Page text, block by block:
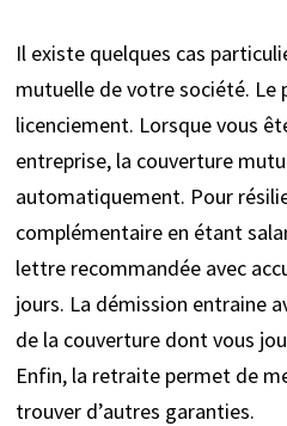
Il existe quelques cas
mutuelle de votre société. Le
licenciement. Lorsque vous
entreprise, la couverture
automatiquement. Pour
complémentaire en étant
lettre recommandée avec
jours. La démission entraine
de la couverture dont vous
Enfin, la retraite permet de
trouver d’autres garanties.